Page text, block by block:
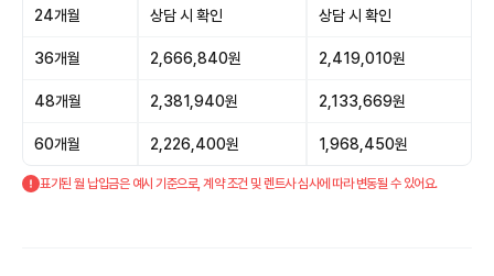
24개월 상담 시 확인 상담 시 확인
36개월 2,666,840원 2,419,010원
48개월 2,381,940원 2,133,669원
60개월 2,226,400원 1,968,450원
표기된 월 납입금은 예시 기준으로, 계약 조건 및 렌트사 심사에 따라 변동될 수 있어요.